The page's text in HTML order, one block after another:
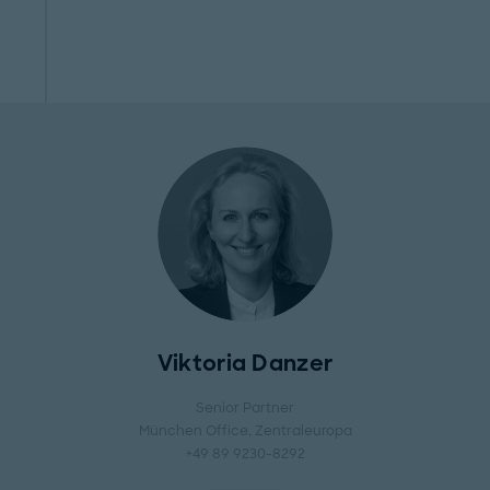
Viktoria Danzer
Senior Partner
München Office
, Zentraleuropa
+49 89 9230-8292